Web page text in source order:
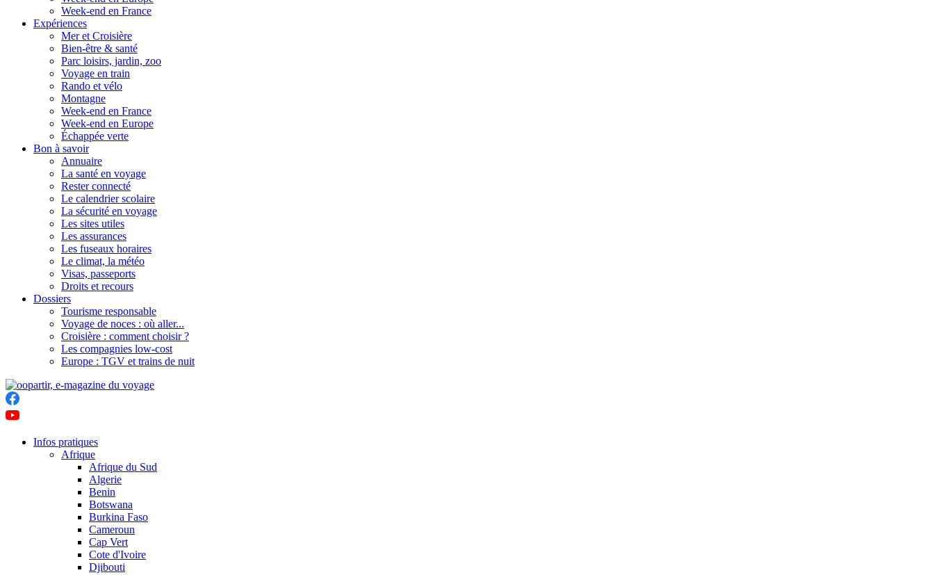
Week-end en France
Expériences
Mer et Croisière
Bien-être & santé
Parc loisirs, jardin, zoo
Voyage en train
Rando et vélo
Montagne
Week-end en France
Week-end en Europe
Échappée verte
Bon à savoir
Annuaire
La santé en voyage
Rester connecté
Le calendrier scolaire
La sécurité en voyage
Les sites utiles
Les assurances
Les fuseaux horaires
Le climat, la météo
Visas, passeports
Droits et recours
Dossiers
Tourisme responsable
Voyage de noces : où aller...
Croisière : comment choisir ?
Les compagnies low-cost
Europe : TGV et trains de nuit
Infos pratiques
Afrique
Afrique du Sud
Algerie
Benin
Botswana
Burkina Faso
Cameroun
Cap Vert
Cote d'Ivoire
Djibouti